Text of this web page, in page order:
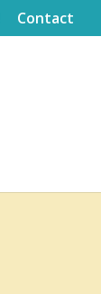
Contact